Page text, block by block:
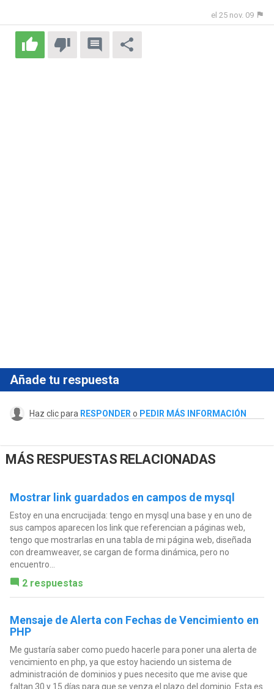
el 25 nov. 09
Añade tu respuesta
Haz clic para RESPONDER o PEDIR MÁS INFORMACIÓN
MÁS RESPUESTAS RELACIONADAS
Mostrar link guardados en campos de mysql
Estoy en una encrucijada: tengo en mysql una base y en uno de
sus campos aparecen los link que referencian a páginas web,
tengo que mostrarlas en una tabla de mi página web, diseñada
con dreamweaver, se cargan de forma dinámica, pero no
encuentro...
2 respuestas
Mensaje de Alerta con Fechas de Vencimiento en
PHP
Me gustaría saber como puedo hacerle para poner una alerta de
vencimiento en php, ya que estoy haciendo un sistema de
administración de dominios y pues necesito que me avise que
faltan 30 y 15 días para que se venza el plazo del dominio. Esta es